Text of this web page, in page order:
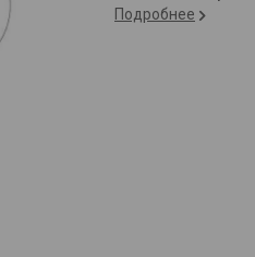
Подробнее